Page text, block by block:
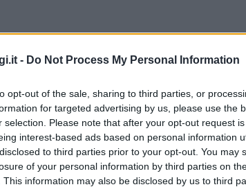
- Do Not Process My Personal Information
opt-out of the sale, sharing to third parties, or
for targeted advertising by us, please use the
selection. Please note that after your opt-out request
interest-based ads based on personal information
to third parties prior to your opt-out. You may
of your personal information by third parties on
This information may also be disclosed by us to third
cliccandoqui
nella sezioneLogindal menù del sito o